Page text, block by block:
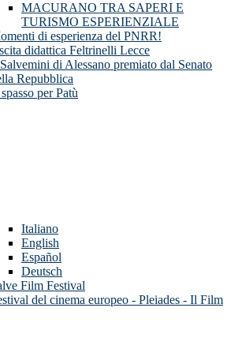
MACURANO TRA SAPERI E
TURISMO ESPERIENZIALE
di esperienza del PNRR!
didattica Feltrinelli Lecce
di Alessano premiato dal Senato
Repubblica
per Patù
Italiano
English
Español
Deutsch
Film Festival
del cinema europeo - Pleiades - Il Film